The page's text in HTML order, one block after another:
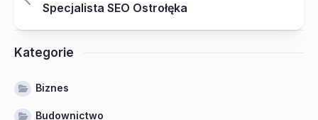
Specjalista SEO Ostrołęka
Kategorie
Biznes
Budownictwo